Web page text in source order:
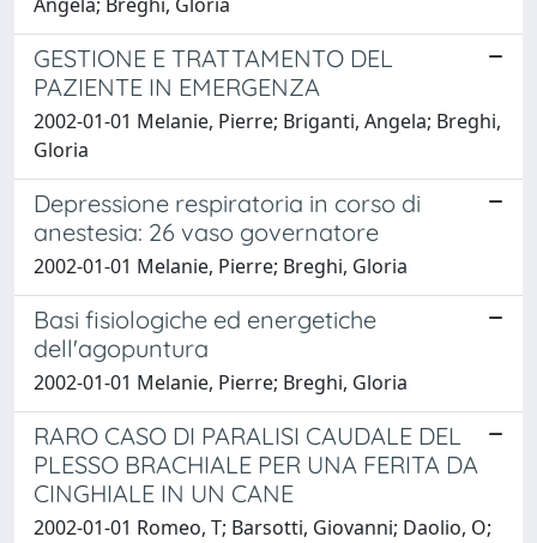
GESTIONE E TRATTAMENTO DEL
PAZIENTE IN EMERGENZA
2002-01-01 Melanie, Pierre; Briganti, Angela; Breghi,
Gloria
Depressione respiratoria in corso di
anestesia: 26 vaso governatore
2002-01-01 Melanie, Pierre; Breghi, Gloria
Basi fisiologiche ed energetiche
dell'agopuntura
2002-01-01 Melanie, Pierre; Breghi, Gloria
RARO CASO DI PARALISI CAUDALE DEL
PLESSO BRACHIALE PER UNA FERITA DA
CINGHIALE IN UN CANE
2002-01-01 Romeo, T; Barsotti, Giovanni; Daolio, O;